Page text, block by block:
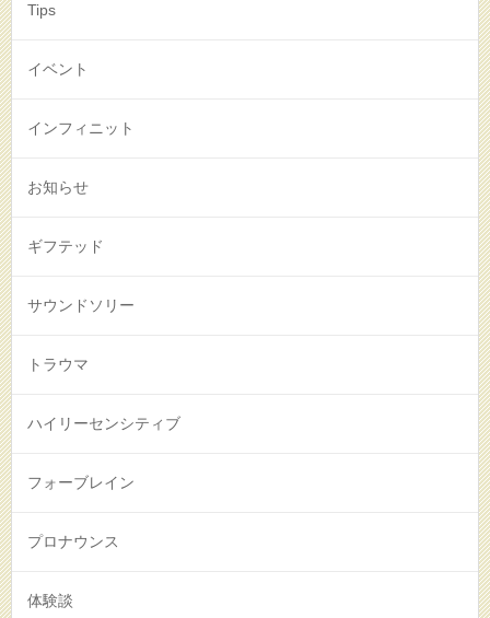
Tips
イベント
インフィニット
お知らせ
ギフテッド
サウンドソリー
トラウマ
ハイリーセンシティブ
フォーブレイン
プロナウンス
体験談